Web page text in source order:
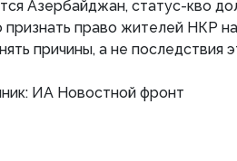
Азербайджан, статус-кво
признать право жителей НКР
причины, а не последствия
ИА Новостной фронт